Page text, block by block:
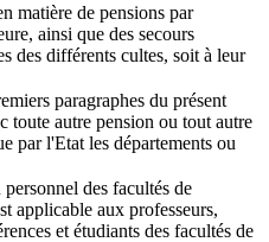
matière de pensions par
ainsi que des secours
des différents cultes, soit à leur
paragraphes du présent
toute autre pension ou tout autre
par l'Etat les départements ou
des facultés de
applicable aux professeurs,
et étudiants des facultés de